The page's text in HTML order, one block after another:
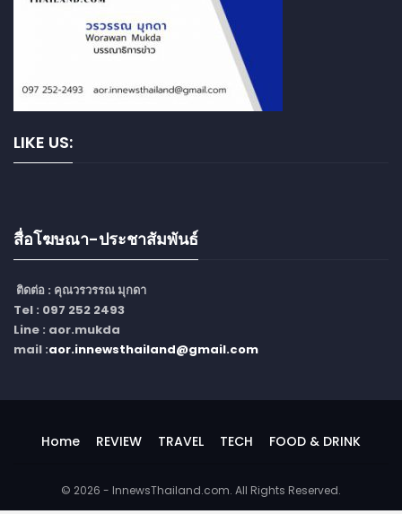
LIKE US:
สื่อโฆษณา-ประชาสัมพันธ์
ติดต่อ : คุณวรวรรณ มุกดา
Tel : 097 252 2493
Line : aor.mukda
mail :aor.innewsthailand@gmail.com
Home REVIEW TRAVEL TECH FOOD & DRINK
© 2026 - InnewsThailand.com. All Rights Reserved.